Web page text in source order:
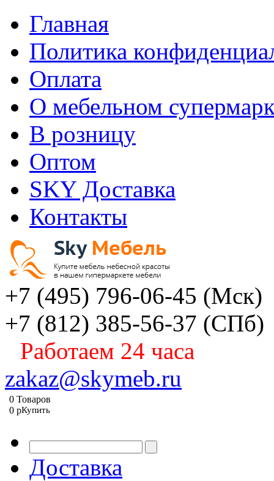
Главная
Политика
Оплата
О мебельном
В розницу
Оптом
SKY Доставка
Контакты
+7 (495) 796-06-45 (Мск)
+7 (812) 385-56-37 (СПб)
Работаем 24 часа
zakaz@skymeb.ru
0 Товаров
0 pКупить
Доставка